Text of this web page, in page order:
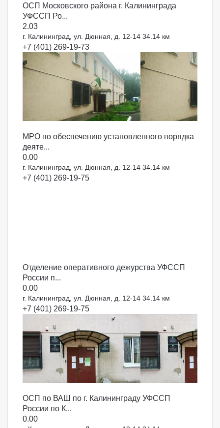
ОСП Московского района г. Калининграда
УФССП Ро...
2.03
г. Калининград, ул. Дюнная, д. 12-14 34.14 км
+7 (401) 269-19-73
МРО по обеспечению установленного порядка
деяте...
0.00
г. Калининград, ул. Дюнная, д. 12-14 34.14 км
+7 (401) 269-19-75
Отделение оперативного дежурства УФССП
России п...
0.00
г. Калининград, ул. Дюнная, д. 12-14 34.14 км
+7 (401) 269-19-75
ОСП по ВАШ по г. Калининграду УФССП
России по К...
0.00